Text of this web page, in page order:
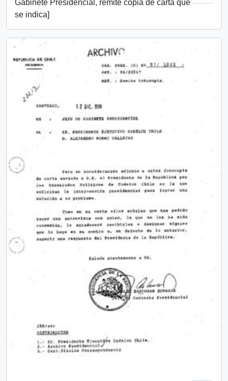
Gabinete Presidencial, remite copia de carta que
se indica]